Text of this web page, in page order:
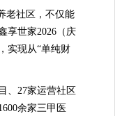
老社区，不仅能
享世家2026（庆
实现从“单纯财
、27家运营社区
余家三甲医